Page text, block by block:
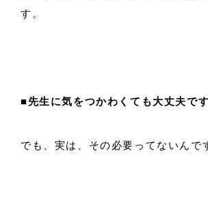
す。
■先生に気をつかわくても大丈夫で
でも、実は、その必要ってないんで